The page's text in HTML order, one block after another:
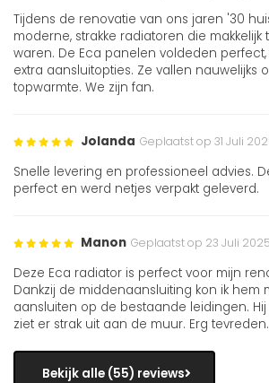
Tijdens de renovatie van ons jaren '30
moderne, strakke radiatoren die makkelijk
waren. De Eca panelen voldeden
extra aansluitopties. Ze vallen nauwelijks
topwarmte. We zijn fan.
Jolanda Geplaatst op 31 Juli
Snelle levering en professioneel advies.
perfect en werd netjes verpakt geleverd.
Manon Geplaatst op 23 Juli 2025
Deze Eca radiator is perfect voor mijn
Dankzij de middenaansluiting kon ik hem
aansluiten op de bestaande leidingen.
ziet er strak uit aan de muur. Erg tevreden.
Bekijk alle (55) reviews